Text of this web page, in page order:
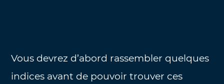
Vous devrez d’abord rassembler quelques
indices avant de pouvoir trouver ces